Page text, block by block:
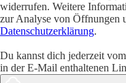
widerrufen. Weitere
zur Analyse von Öffnungen
Datenschutzerklärung.
Du kannst dich jederzeit
in der E-Mail enthaltenen